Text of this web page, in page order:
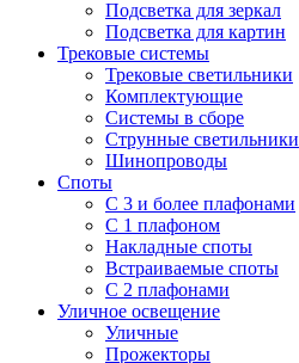
Подсветка для зеркал
Подсветка для картин
Трековые системы
Трековые светильники
Комплектующие
Системы в сборе
Струнные светильники
Шинопроводы
Споты
С 3 и более плафонами
С 1 плафоном
Накладные споты
Встраиваемые споты
С 2 плафонами
Уличное освещение
Уличные
Прожекторы